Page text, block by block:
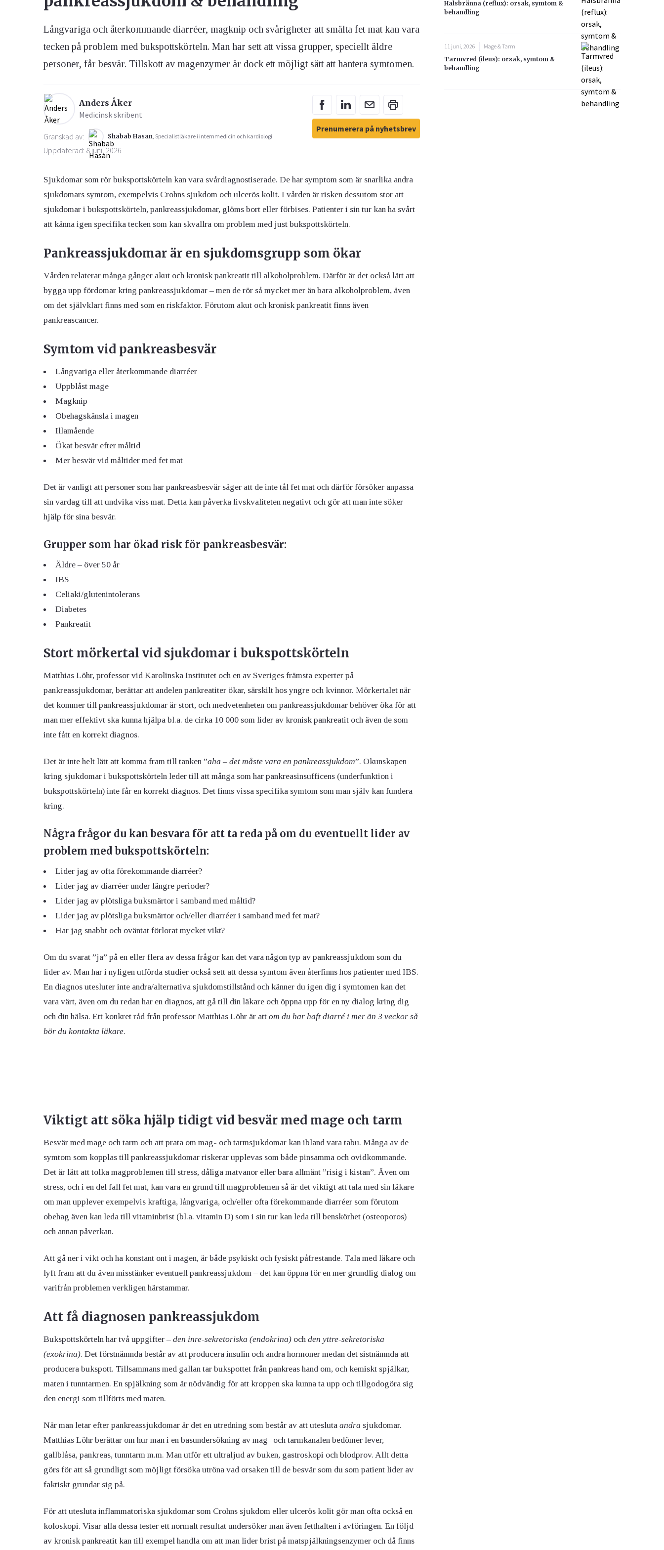
Ögon & Öron
Övervikt
Långvariga och återkommande diarréer, magknip och svårigheter att smälta fet mat kan vara
tecken på problem med bukspottskörteln. Man har sett att vissa grupper, speciellt äldre
personer, får besvär. Tillskott av magenzymer är dock ett möjligt sätt att hantera symtomen.
Anders Åker
Medicinsk skribent
Granskad av: Shabab Hasan, Specialistläkare i internmedicin och kardiologi
Uppdaterad: 8 juni, 2026
Prenumerera på nyhetsbrev
Sjukdomar som rör bukspottskörteln kan vara svårdiagnostiserade. De har symptom som är snarlika andra
sjukdomars symtom, exempelvis Crohns sjukdom och ulcerös kolit. I vården är risken dessutom stor att
sjukdomar i bukspottskörteln, pankreassjukdomar, glöms bort eller förbises. Patienter i sin tur kan ha svårt
att känna igen specifika tecken som kan skvallra om problem med just bukspottskörteln.
Pankreassjukdomar är en sjukdomsgrupp som ökar
Vården relaterar många gånger akut och kronisk pankreatit till alkoholproblem. Därför är det också lätt att
bygga upp fördomar kring pankreassjukdomar – men de rör så mycket mer än bara alkoholproblem, även
om det självklart finns med som en riskfaktor. Förutom akut och kronisk pankreatit finns även
pankreascancer.
Symtom vid pankreasbesvär
Långvariga eller återkommande diarréer
Uppblåst mage
Magknip
Obehagskänsla i magen
Illamående
Ökat besvär efter måltid
Mer besvär vid måltider med fet mat
Det är vanligt att personer som har pankreasbesvär säger att de inte tål fet mat och därför försöker anpassa
sin vardag till att undvika viss mat. Detta kan påverka livskvaliteten negativt och gör att man inte söker
hjälp för sina besvär.
Grupper som har ökad risk för pankreasbesvär:
Äldre – över 50 år
IBS
Celiaki/glutenintolerans
Diabetes
Pankreatit
Stort mörkertal vid sjukdomar i bukspottskörteln
Matthias Löhr, professor vid Karolinska Institutet och en av Sveriges främsta experter på
pankreassjukdomar, berättar att andelen pankreatiter ökar, särskilt hos yngre och kvinnor. Mörkertalet när
det kommer till pankreassjukdomar är stort, och medvetenheten om pankreassjukdomar behöver öka för att
man mer effektivt ska kunna hjälpa bl.a. de cirka 10 000 som lider av kronisk pankreatit och även de som
inte fått en korrekt diagnos.
Det är inte helt lätt att komma fram till tanken ”aha – det måste vara en pankreassjukdom”. Okunskapen
kring sjukdomar i bukspottskörteln leder till att många som har pankreasinsufficens (underfunktion i
bukspottskörteln) inte får en korrekt diagnos. Det finns vissa specifika symtom som man själv kan fundera
kring.
Några frågor du kan besvara för att ta reda på om du eventuellt lider av
problem med bukspottskörteln:
Lider jag av ofta förekommande diarréer?
Lider jag av diarréer under längre perioder?
Lider jag av plötsliga buksmärtor i samband med måltid?
Lider jag av plötsliga buksmärtor och/eller diarréer i samband med fet mat?
Har jag snabbt och oväntat förlorat mycket vikt?
Om du svarat ”ja” på en eller flera av dessa frågor kan det vara någon typ av pankreassjukdom som du
lider av. Man har i nyligen utförda studier också sett att dessa symtom även återfinns hos patienter med IBS.
En diagnos utesluter inte andra/alternativa sjukdomstillstånd och känner du igen dig i symtomen kan det
vara värt, även om du redan har en diagnos, att gå till din läkare och öppna upp för en ny dialog kring dig
och din hälsa. Ett konkret råd från professor Matthias Löhr är att om du har haft diarré i mer än 3 veckor så
bör du kontakta läkare.
Viktigt att söka hjälp tidigt vid besvär med mage och tarm
Besvär med mage och tarm och att prata om mag- och tarmsjukdomar kan ibland vara tabu. Många av de
symtom som kopplas till pankreassjukdomar riskerar upplevas som både pinsamma och ovidkommande.
Det är lätt att tolka magproblemen till stress, dåliga matvanor eller bara allmänt ”risig i kistan”. Även om
stress, och i en del fall fet mat, kan vara en grund till magproblemen så är det viktigt att tala med sin läkare
om man upplever exempelvis kraftiga, långvariga, och/eller ofta förekommande diarréer som förutom
obehag även kan leda till vitaminbrist (bl.a. vitamin D) som i sin tur kan leda till benskörhet (osteoporos)
och annan påverkan.
Att gå ner i vikt och ha konstant ont i magen, är både psykiskt och fysiskt påfrestande. Tala med läkare och
lyft fram att du även misstänker eventuell pankreassjukdom – det kan öppna för en mer grundlig dialog om
varifrån problemen verkligen härstammar.
Att få diagnosen pankreassjukdom
Bukspottskörteln har två uppgifter – den inre-sekretoriska (endokrina) och den yttre-sekretoriska
(exokrina). Det förstnämnda består av att producera insulin och andra hormoner medan det sistnämnda att
producera bukspott. Tillsammans med gallan tar bukspottet från pankreas hand om, och kemiskt spjälkar,
maten i tunntarmen. En spjälkning som är nödvändig för att kroppen ska kunna ta upp och tillgodogöra sig
den energi som tillförts med maten.
När man letar efter pankreassjukdomar är det en utredning som består av att utesluta andra sjukdomar.
Matthias Löhr berättar om hur man i en basundersökning av mag- och tarmkanalen bedömer lever,
gallblåsa, pankreas, tunntarm m.m. Man utför ett ultraljud av buken, gastroskopi och blodprov. Allt detta
görs för att så grundligt som möjligt försöka utröna vad orsaken till de besvär som du som patient lider av
faktiskt grundar sig på.
För att utesluta inflammatoriska sjukdomar som Crohns sjukdom eller ulcerös kolit gör man ofta också en
koloskopi. Visar alla dessa tester ett normalt resultat undersöker man även fetthalten i avföringen. En följd
av kronisk pankreatit kan till exempel handla om att man lider brist på matspjälkningsenzymer och då finns
Halsbränna (reflux): orsak, symtom &
behandling
11 juni, 2026
Mage & Tarm
Tarmvred (ileus): orsak, symtom &
behandling